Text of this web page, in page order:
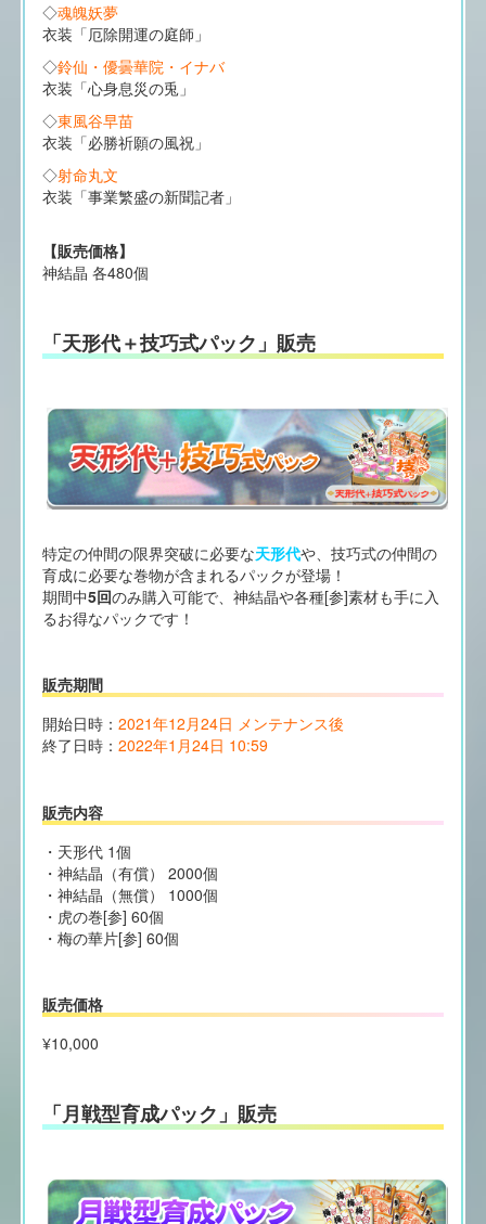
◇魂魄妖夢
衣装「厄除開運の庭師」
◇鈴仙・優曇華院・イナバ
衣装「心身息災の兎」
◇東風谷早苗
衣装「必勝祈願の風祝」
◇射命丸文
衣装「事業繁盛の新聞記者」
【販売価格】
神結晶 各480個
「天形代＋技巧式パック」販売
特定の仲間の限界突破に必要な天形代や、技巧式の仲間の
育成に必要な巻物が含まれるパックが登場！
期間中5回のみ購入可能で、神結晶や各種[参]素材も手に入
るお得なパックです！
販売期間
開始日時： 2021年12月24日 メンテナンス後
終了日時： 2022年1月24日 10:59
販売内容
・天形代 1個
・神結晶（有償） 2000個
・神結晶（無償） 1000個
・虎の巻[参] 60個
・梅の華片[参] 60個
販売価格
¥10,000
「月戦型育成パック」販売